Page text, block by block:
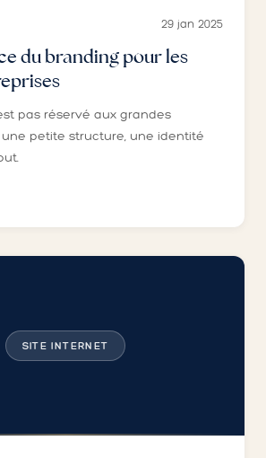
29 jan 2025
du branding pour les
pas réservé aux grandes
petite structure, une identité
SITE INTERNET